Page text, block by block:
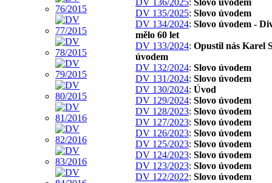
DV 135/2025: Slovo úvodem
DV 134/2024: Slovo úvodem -
mělo 60 let
DV 133/2024: Opustil nás Karel
úvodem
DV 132/2024: Slovo úvodem
DV 131/2024: Slovo úvodem
DV 130/2024: Úvod
DV 129/2024: Slovo úvodem
DV 128/2023: Slovo úvodem
DV 127/2023: Slovo úvodem
DV 126/2023: Slovo úvodem
DV 125/2023: Slovo úvodem
DV 124/2023: Slovo úvodem
DV 123/2023: Slovo úvodem
DV 122/2022: Slovo úvodem